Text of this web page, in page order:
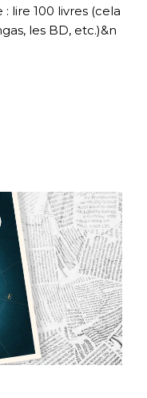
lire 100 livres (cela
les BD, etc.)&n